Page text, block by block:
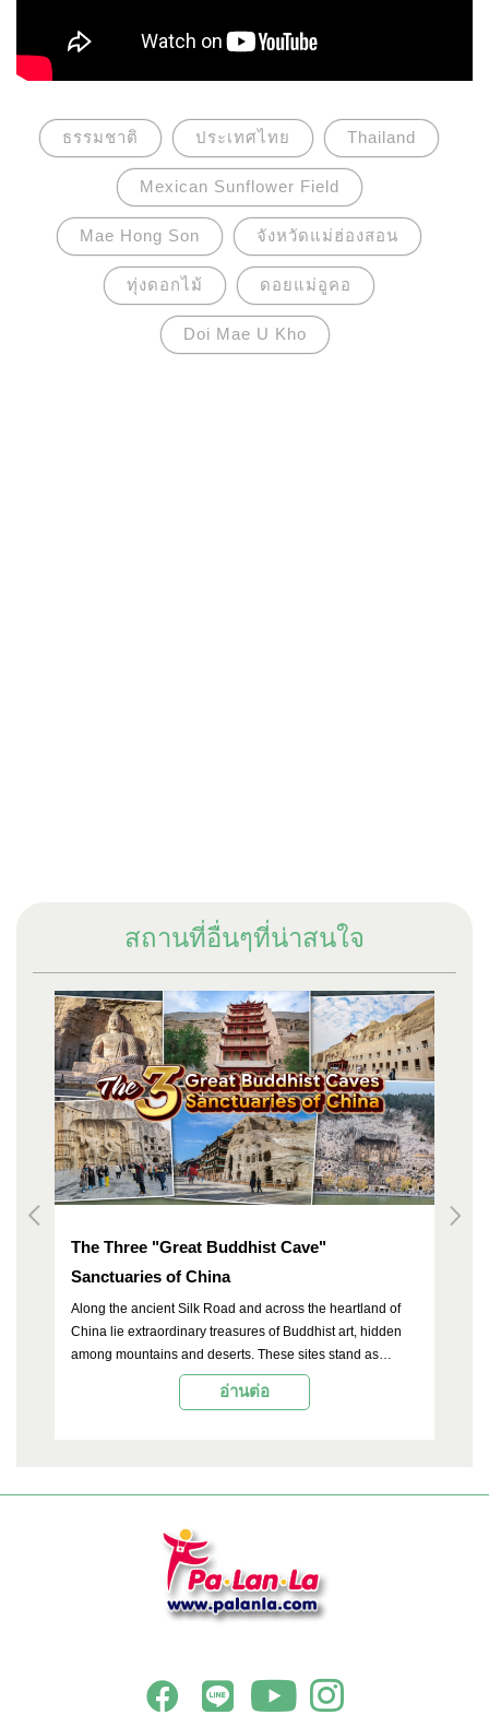
ธรรมชาติ ประเทศไทย Thailand
Mexican Sunflower Field
Mae Hong Son จังหวัดแม่ฮ่องสอน
ทุ่งดอกไม้ ดอยแม่อูคอ
Doi Mae U Kho
สถานที่อื่นๆที่น่าสนใจ
The Three "Great Buddhist Cave"
Sanctuaries of China
Along the ancient Silk Road and across the heartland of
China lie extraordinary treasures of Buddhist art, hidden
among mountains and deserts. These sites stand as
powerful evidence of the spread of Buddhism and artistic
traditions from India to China in ancient times. Among the
spiritual beliefs of each era. Among the thousands of rock-
universally recognized as the most magnificent: the Mogao
Grottoes, the Longmen Grottoes, and the Yungang
Grottoes. All three are UNESCO World Heritage Sites and
are unmissable destinations for travelers with a passion for
อ่านต่อ